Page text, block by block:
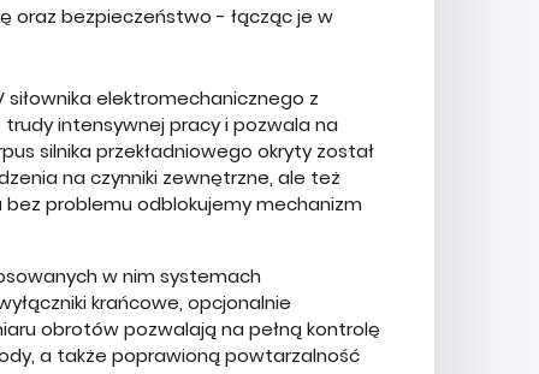
oraz bezpieczeństwo - łącząc je w
elektromechanicznego z
intensywnej pracy i pozwala na
silnika przekładniowego okryty został
na czynniki zewnętrzne, ale też
problemu odblokujemy mechanizm
w nim systemach
krańcowe, opcjonalnie
obrotów pozwalają na pełną kontrolę
a także poprawioną powtarzalność